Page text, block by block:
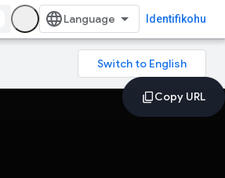
Identifikohu